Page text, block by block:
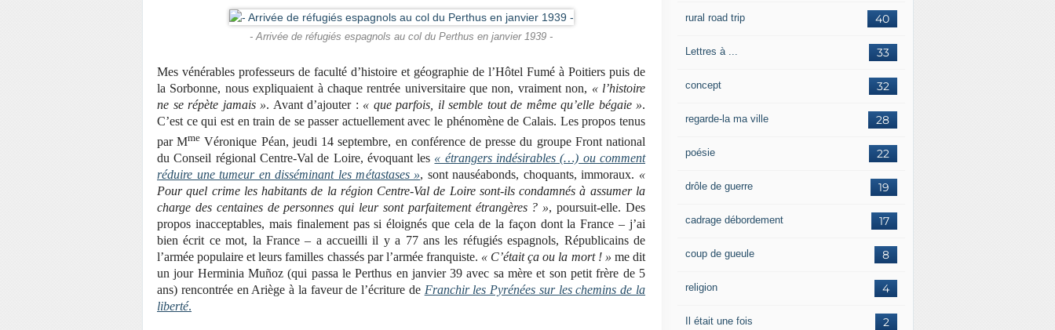
- Arrivée de réfugiés espagnols au col du Perthus en janvier 1939 -
Mes vénérables professeurs de faculté d’histoire et géographie de l’Hôtel Fumé à Poitiers puis de
la Sorbonne, nous expliquaient à chaque rentrée universitaire que non, vraiment non, « l’histoire
ne se répète jamais ». Avant d’ajouter : « que parfois, il semble tout de même qu’elle bégaie ».
C’est ce qui est en train de se passer actuellement avec le phénomène de Calais. Les propos tenus
par Mme Véronique Péan, jeudi 14 septembre, en conférence de presse du groupe Front national
du Conseil régional Centre-Val de Loire, évoquant les « étrangers indésirables (…) ou comment
réduire une tumeur en disséminant les métastases », sont nauséabonds, choquants, immoraux. «
Pour quel crime les habitants de la région Centre-Val de Loire sont-ils condamnés à assumer la
charge des centaines de personnes qui leur sont parfaitement étrangères ? », poursuit-elle. Des
propos inacceptables, mais finalement pas si éloignés que cela de la façon dont la France – j’ai
bien écrit ce mot, la France – a accueilli il y a 77 ans les réfugiés espagnols, Républicains de
l’armée populaire et leurs familles chassés par l’armée franquiste. « C’était ça ou la mort ! » me dit
un jour Herminia Muñoz (qui passa le Perthus en janvier 39 avec sa mère et son petit frère de 5
ans) rencontrée en Ariège à la faveur de l’écriture de Franchir les Pyrénées sur les chemins de la
liberté.
40
rural road trip
33
Lettres à ...
32
concept
28
regarde-la ma ville
22
poésie
19
drôle de guerre
17
cadrage débordement
8
coup de gueule
4
religion
2
Il était une fois